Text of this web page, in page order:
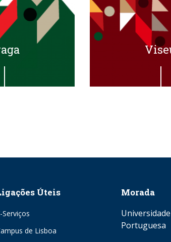
Úteis
Serviços
de Lisboa
Morada
Portuguesa